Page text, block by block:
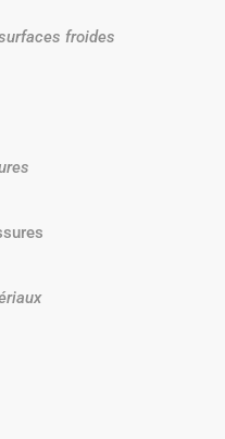
froides